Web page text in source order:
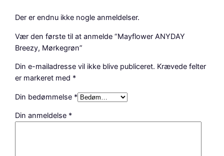
Der er endnu ikke nogle anmeldelser.
Vær den første til at anmelde “Mayflower ANYDAY
Breezy, Mørkegrøn”
Din e-mailadresse vil ikke blive publiceret. Krævede felter
er markeret med *
Din bedømmelse *
Din anmeldelse *